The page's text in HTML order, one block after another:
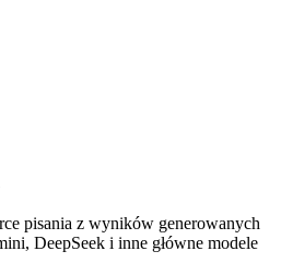
pisania z wyników generowanych
DeepSeek i inne główne modele